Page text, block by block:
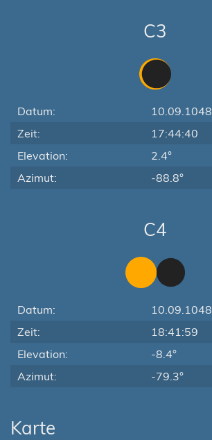
C3
Datum:
10.09.1048
Zeit:
17:44:40
Elevation:
2.4°
Azimut:
-88.8°
C4
Datum:
10.09.1048
Zeit:
18:41:59
Elevation:
-8.4°
Azimut:
-79.3°
Karte